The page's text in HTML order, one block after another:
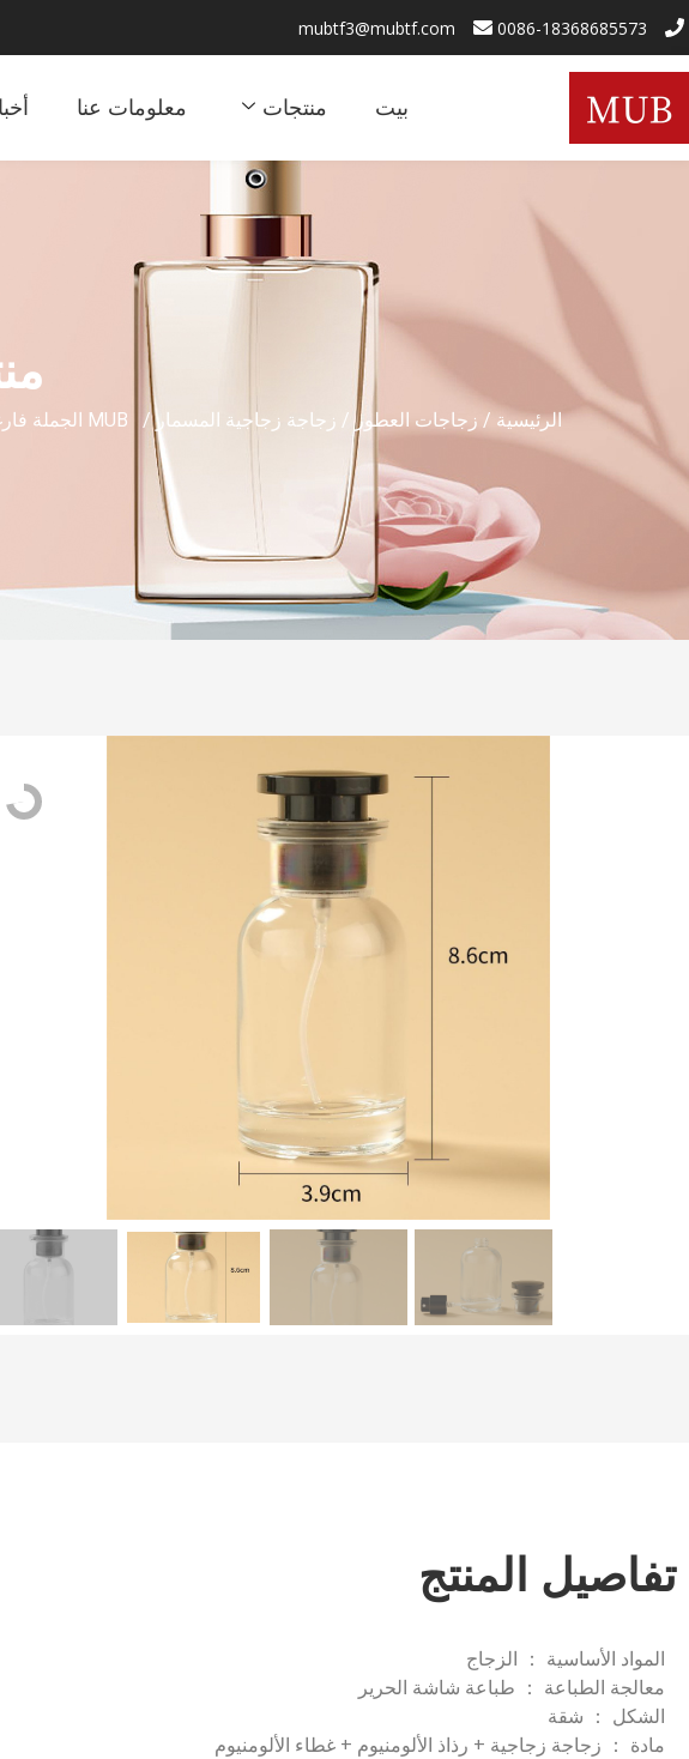
0086-18368685573
mubtf3@mubtf.com
بيت منتجات معلومات عنا
الرئيسية / زجاجات العطور / زجاجة زجاجية المسمار/ MUB الجملة فارغة زجاجة الرغبة الشعار المخصص 30ml المسمار رقبة زجاجات العطور الزجاجية
تفاصيل المنتج
المواد الأساسية ： الزجاج
معالجة الطباعة ： طباعة شاشة الحرير
الشكل ： شقة
مادة ： زجاجة زجاجية + رذاذ الألومنيوم + غطاء الألومنيوم